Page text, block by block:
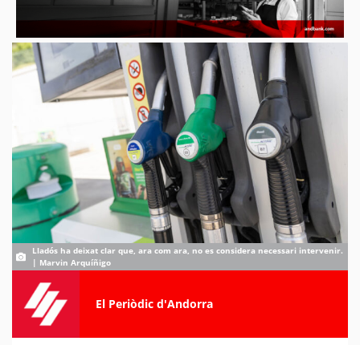
Lladós ha deixat clar que, ara com ara, no es considera necessari intervenir.
| Marvin Arquíñigo
El Periòdic d'Andorra